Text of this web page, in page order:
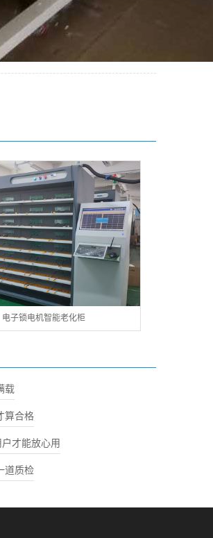
电子锁电机智能老化柜
载
算合格
才能放心用
道质检